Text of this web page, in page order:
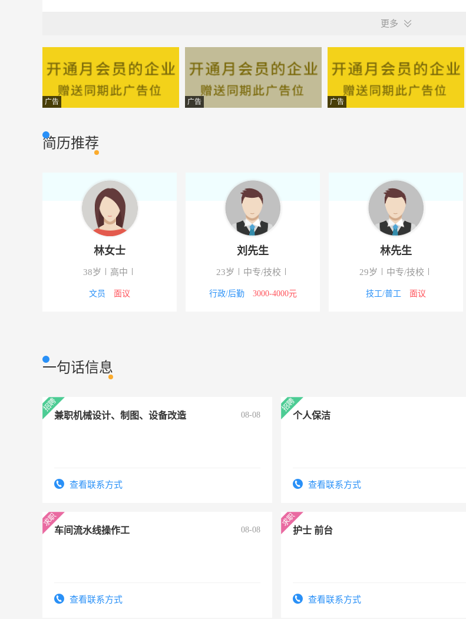
采购总监 市场营销 大连开发区昌临旺客隆连锁有限公司 -辽宁大石桥
销售总监 市场营销 大连新聚仁房地产营销策划有限公司 -辽宁大石桥
日语业务员
生产∕营运 其它类型 大石桥市长宏冷食品厂
派单销售专员 市场营销 百度大连客户服务中心
生产储备干部 其他类型 大石桥市美尔镁制品有限公司
销售人员 其它类型 营口鼎元化工有限公司 -辽宁大石桥
更多
广告 广告 广告
简历推荐
林女士
38岁 高中
文员 面议
刘先生
23岁 中专/技校
行政/后勤 3000-4000元
林先生
29岁 中专/技校
技工/普工 面议
一句话信息
兼职机械设计、制图、设备改造 08-08
查看联系方式
个人保洁
查看联系方式
车间流水线操作工 08-08
查看联系方式
护士 前台
查看联系方式